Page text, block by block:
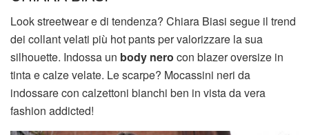
Look streetwear e di tendenza? Chiara Biasi segue il trend
dei collant velati più hot pants per valorizzare la sua
silhouette. Indossa un body nero con blazer oversize in
tinta e calze velate. Le scarpe? Mocassini neri da
indossare con calzettoni bianchi ben in vista da vera
fashion addicted!